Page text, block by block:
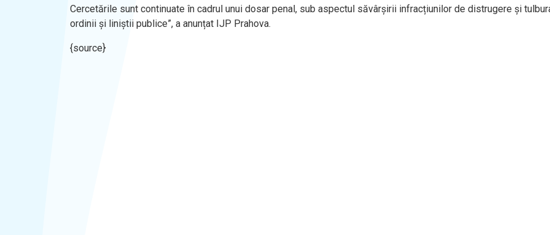
Cercetările sunt continuate în cadrul unui dosar penal, sub aspectul săvârșirii infracțiunilor de distrugere și
ordinii și liniștii publice”, a anunțat IJP Prahova.
{source}